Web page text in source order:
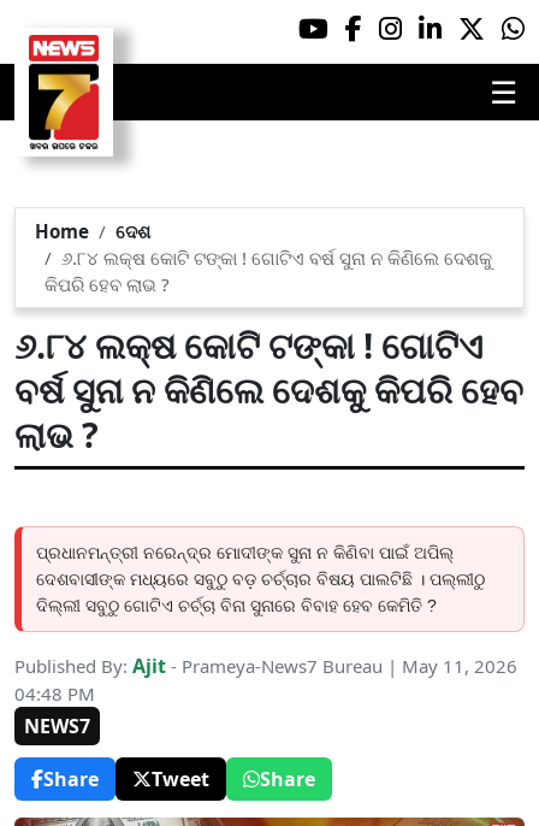
☰
Home
ଦେଶ
୬.୮୪ ଲକ୍ଷ କୋଟି ଟଙ୍କା ! ଗୋଟିଏ ବର୍ଷ ସୁନା ନ କିଣିଲେ ଦେଶକୁ
କିପରି ହେବ ଲାଭ ?
୬.୮୪ ଲକ୍ଷ କୋଟି ଟଙ୍କା ! ଗୋଟିଏ
ବର୍ଷ ସୁନା ନ କିଣିଲେ ଦେଶକୁ କିପରି ହେବ
ଲାଭ ?
ପ୍ରଧାନମନ୍ତ୍ରୀ ନରେନ୍ଦ୍ର ମୋଦୀଙ୍କ ସୁନା ନ କିଣିବା ପାଇଁ ଅପିଲ୍
ଦେଶବାସୀଙ୍କ ମଧ୍ୟରେ ସବୁଠୁ ବଡ଼ ଚର୍ଚ୍ଚାର ବିଷୟ ପାଲଟିଛି । ପଲ୍ଲୀଠୁ
ଦିଲ୍ଲୀ ସବୁଠୁ ଗୋଟିଏ ଚର୍ଚ୍ଚା ବିନା ସୁନାରେ ବିବାହ ହେବ କେମିତି ?
Published By: Ajit - Prameya-News7 Bureau | May 11, 2026
04:48 PM
NEWS7
Share
Tweet Share